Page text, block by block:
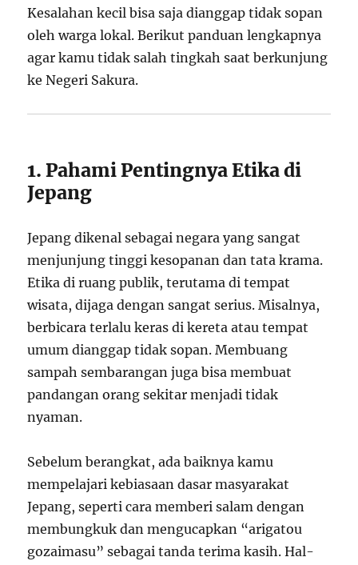
Kesalahan kecil bisa saja dianggap tidak sopan
oleh warga lokal. Berikut panduan lengkapnya
agar kamu tidak salah tingkah saat berkunjung
ke Negeri Sakura.
1. Pahami Pentingnya Etika di
Jepang
Jepang dikenal sebagai negara yang sangat
menjunjung tinggi kesopanan dan tata krama.
Etika di ruang publik, terutama di tempat
wisata, dijaga dengan sangat serius. Misalnya,
berbicara terlalu keras di kereta atau tempat
umum dianggap tidak sopan. Membuang
sampah sembarangan juga bisa membuat
pandangan orang sekitar menjadi tidak
nyaman.
Sebelum berangkat, ada baiknya kamu
mempelajari kebiasaan dasar masyarakat
Jepang, seperti cara memberi salam dengan
membungkuk dan mengucapkan “arigatou
gozaimasu” sebagai tanda terima kasih. Hal-